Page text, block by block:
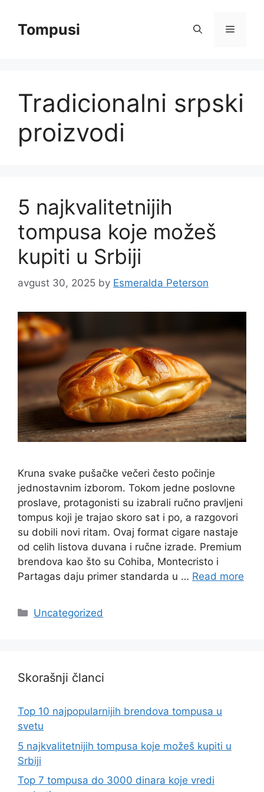
contentTompusi Menu
Tradicionalni srpski
proizvodi
5 najkvalitetnijih
tompusa koje možeš
kupiti u Srbiji
avgust 30, 2025 by Esmeralda Peterson
Kruna svake pušačke večeri često počinje
jednostavnim izborom. Tokom jedne poslovne
proslave, protagonisti su izabrali ručno pravljeni
tompus koji je trajao skoro sat i po, a razgovori
su dobili novi ritam. Ovaj format cigare nastaje
od celih listova duvana i ručne izrade. Premium
brendova kao što su Cohiba, Montecristo i
Partagas daju primer standarda u … Read more
Categories
Uncategorized
Skorašnji članci
Top 10 najpopularnijih brendova tompusa u
svetu
5 najkvalitetnijih tompusa koje možeš kupiti u
Srbiji
Top 7 tompusa do 3000 dinara koje vredi